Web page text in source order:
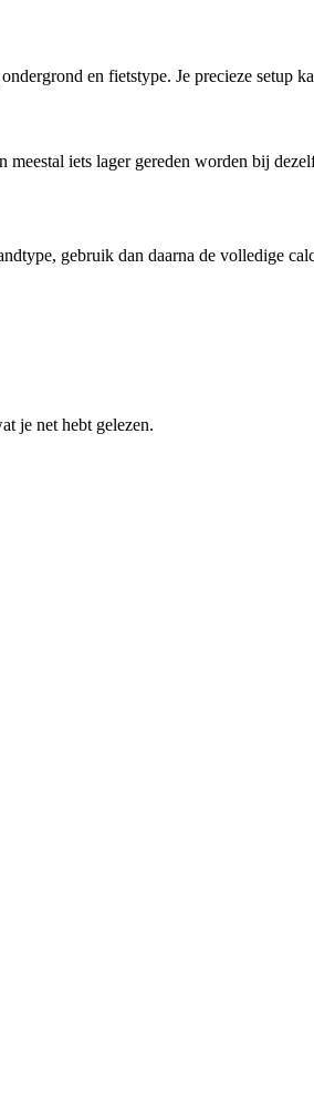
en fietstype. Je precieze setup
iets lager gereden worden bij
gebruik dan daarna de volledige
je net hebt gelezen.